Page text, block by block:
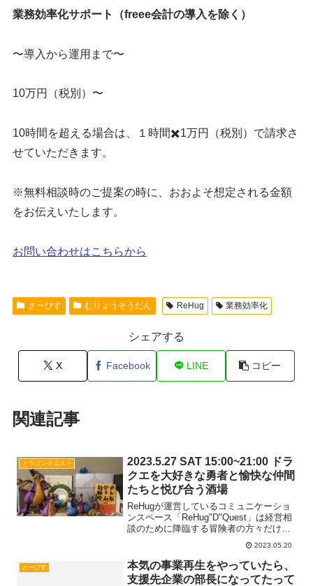
業務効率化サポート（freee会計の導入を除く）
〜導入から運用まで〜
10万円（税別）〜
10時間を超える場合は、１時間✖️1万円（税別）で請求さ
せていただきます。
※無料相談時のご提案の時に、おおよそ想定される金額
をお伝えいたします。
お問い合わせはこちらから
さーびす むりょうそうだん ReHug 業務効率化
シェアする
X Facebook LINE コピー
関連記事
ドラゴンクエスト
2023.5.27 SAT 15:00~21:00 ドラ
クエを大好きな勇者と愉快な仲間
たちと悦び合う酒場
ReHugが運営しているコミュニケーショ
ンスペース「ReHug"D"Quest」は経営相
談のために降臨する冒険者の方々だけで
はなく店の前を通り過ぎる冒険者たちも
「んッ・・・なにこのお店？楽しそうだ
な♪」という空間です♪勇者けいぞうが生
誕LvRead more...
2023.05.20
さーびす
本気の事業再生をやっていたら、
支援先企業の部長になってたって